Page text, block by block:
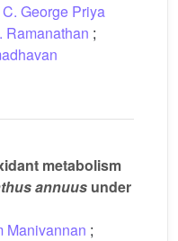
C. George Priya
Ramanathan ;
metabolism
annuus under
Manivannan ;